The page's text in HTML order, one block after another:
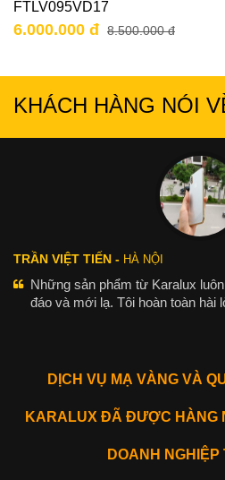
FTLV095VD17
6.000.000 đ 8.500.000 đ
KHÁCH HÀNG NÓI
TRẦN VIỆT TIẾN - HÀ NỘI
Những sản phẩm từ Karalux
đáo và mới lạ. Tôi hoàn toàn hài
DỊCH VỤ MẠ VÀNG VÀ
KARALUX ĐÃ ĐƯỢC HÀNG
DOANH NGHIỆP